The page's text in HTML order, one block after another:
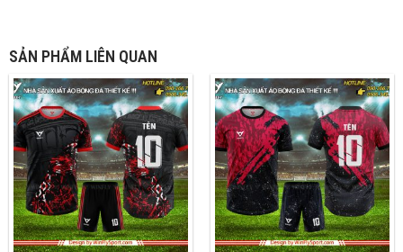
SẢN PHẨM LIÊN QUAN